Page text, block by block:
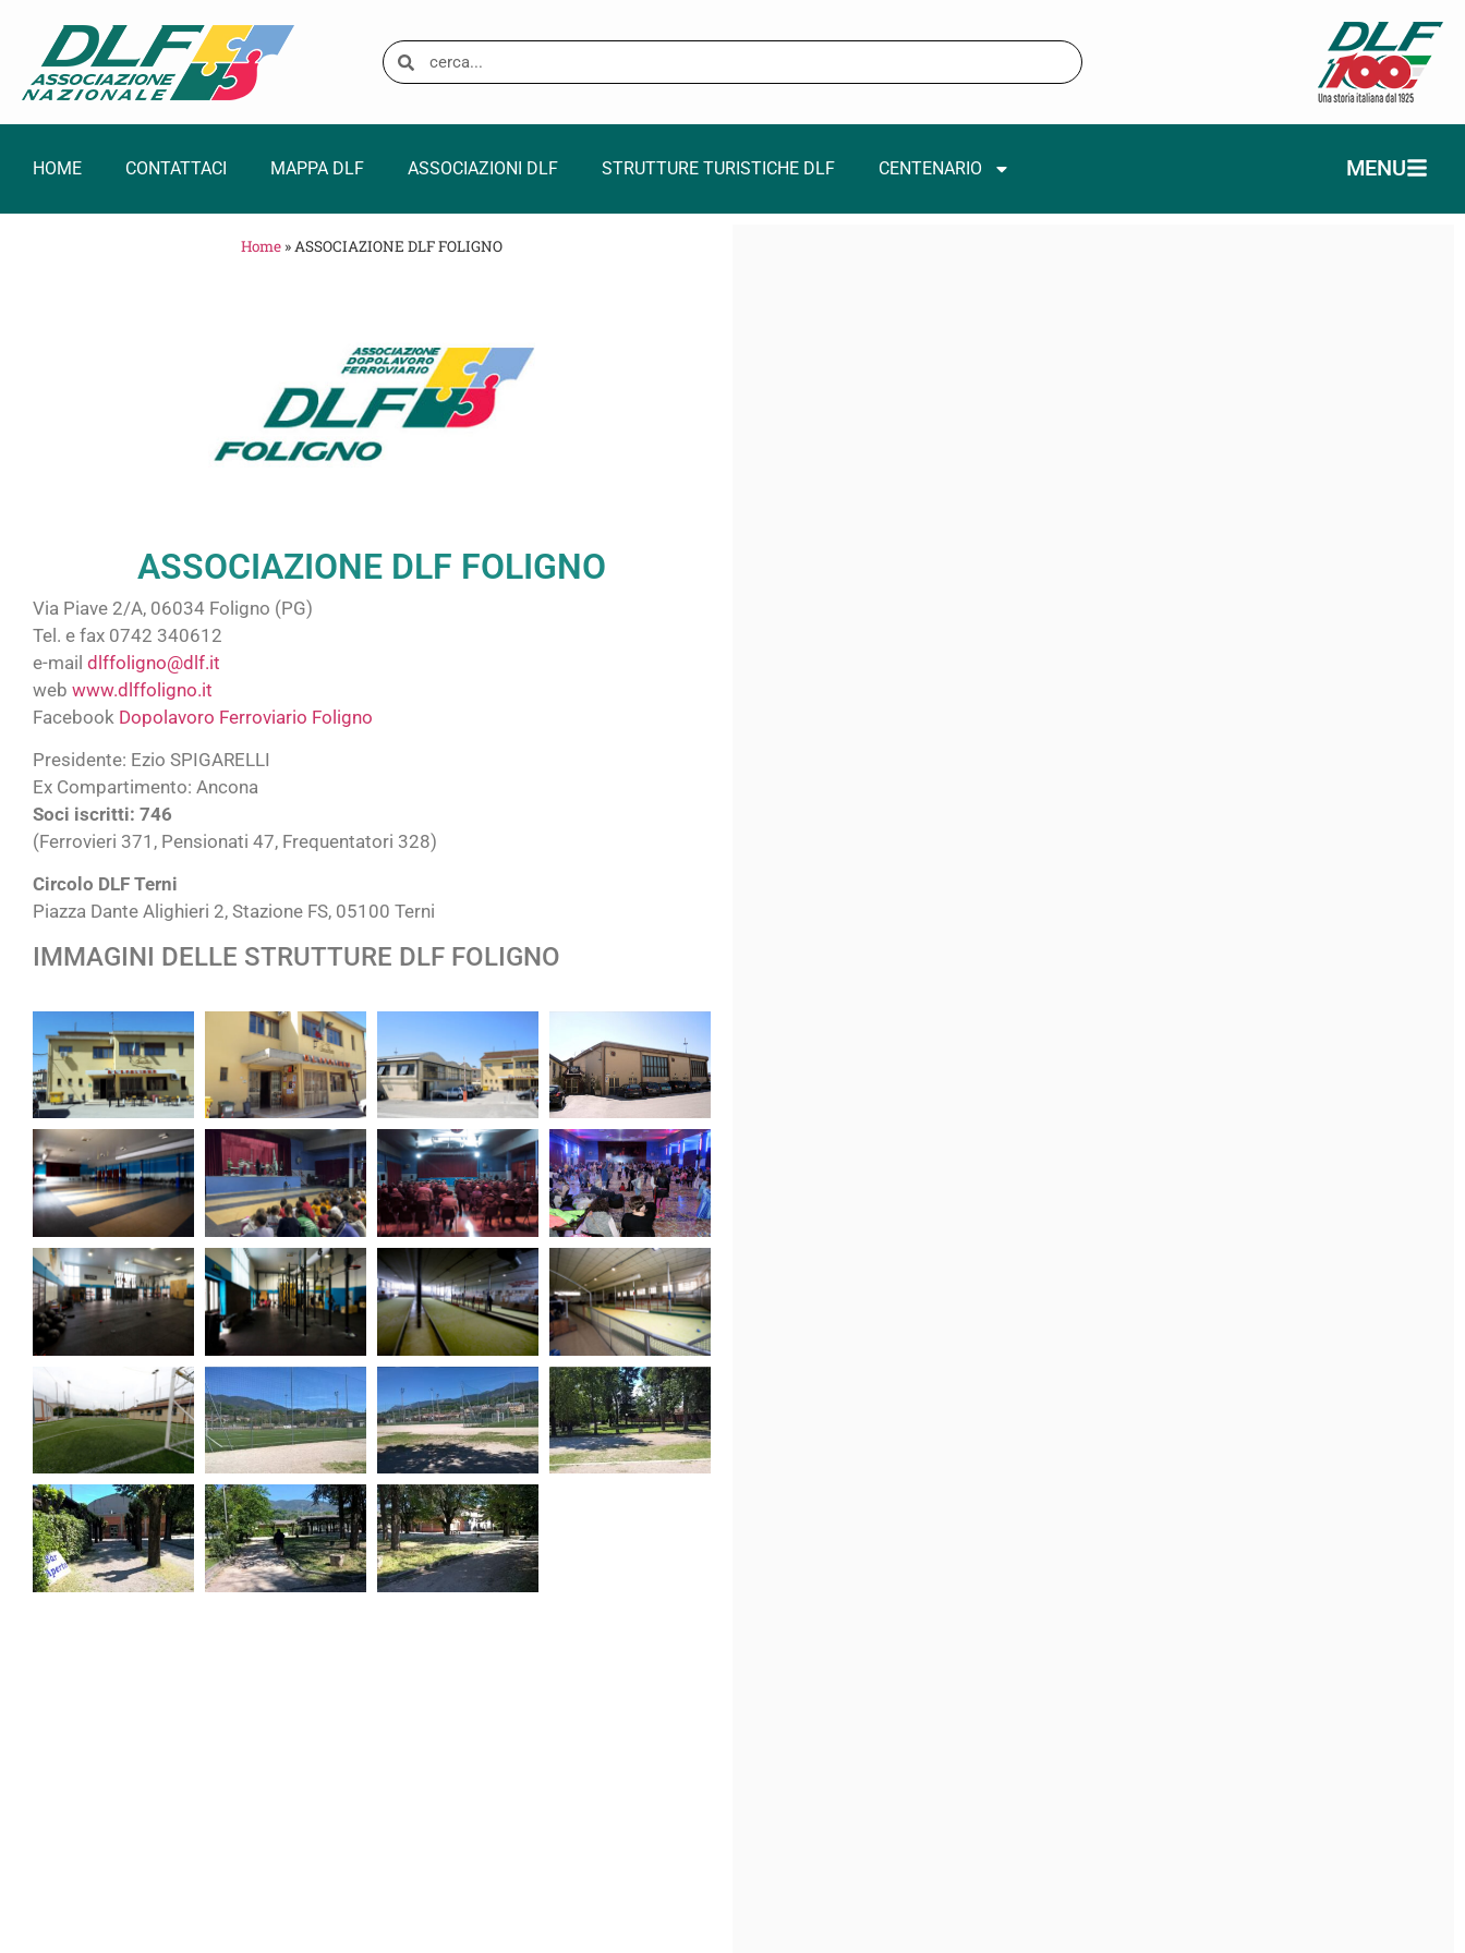
HOME CONTATTACI MAPPA DLF ASSOCIAZIONI DLF STRUTTURE TURISTICHE DLF CENTENARIO MENU
Home »ASSOCIAZIONE DLF FOLIGNO
ASSOCIAZIONE DLF FOLIGNO
Via Piave 2/A, 06034 Foligno (PG)
Tel. e fax 0742 340612
e-mail dlffoligno@dlf.it
web www.dlffoligno.it
Facebook Dopolavoro Ferroviario Foligno
Presidente: Ezio SPIGARELLI
Ex Compartimento: Ancona
Soci iscritti: 746
(Ferrovieri 371, Pensionati 47, Frequentatori 328)
Circolo DLF Terni
Piazza Dante Alighieri 2, Stazione FS, 05100 Terni
IMMAGINI DELLE STRUTTURE DLF FOLIGNO